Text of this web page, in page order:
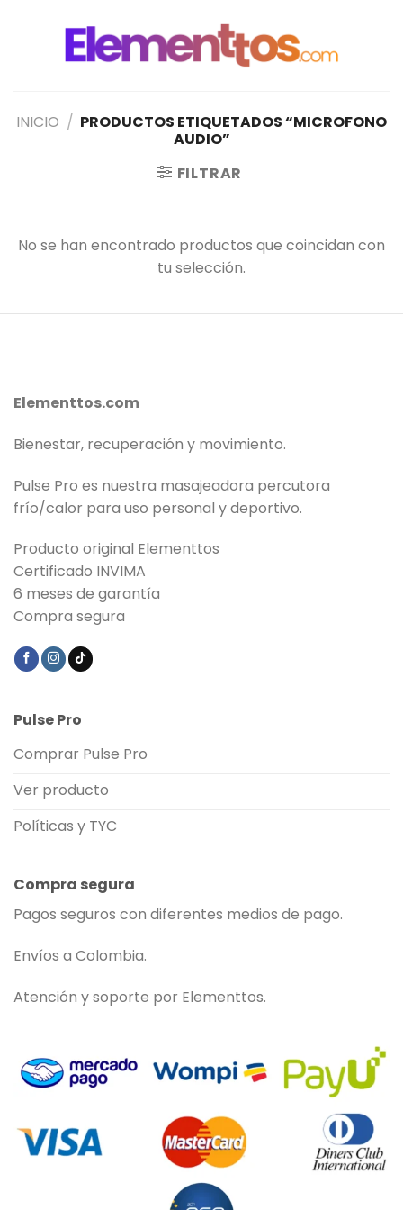
INICIO / PRODUCTOS ETIQUETADOS “MICROFONO
AUDIO”
FILTRAR
No se han encontrado productos que coincidan con
tu selección.
Elementtos.com
Bienestar, recuperación y movimiento.
Pulse Pro es nuestra masajeadora percutora
frío/calor para uso personal y deportivo.
Producto original Elementtos
Certificado INVIMA
6 meses de garantía
Compra segura
Pulse Pro
Comprar Pulse Pro
Ver producto
Políticas y TYC
Compra segura
Pagos seguros con diferentes medios de pago.
Envíos a Colombia.
Atención y soporte por Elementtos.